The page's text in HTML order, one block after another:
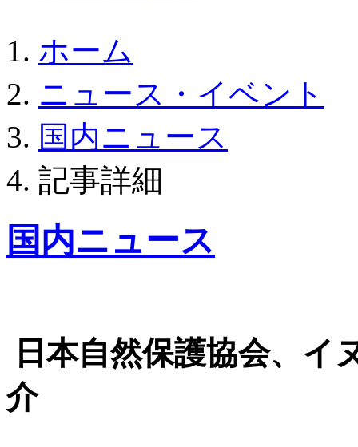
ホーム
ニュース・イベント
国内ニュース
記事詳細
国内ニュース
日本自然保護協会、イ
介